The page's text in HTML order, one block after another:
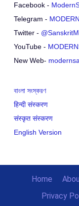
Facebook -
Telegram -
Twitter -
YouTube -
New Web-
বাংলা সংস্করণ
हिन्दी संस्करण
संस्कृत संस्करण
English Version
Home
Privacy